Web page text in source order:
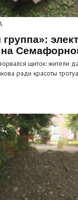
на
щиток: жители
ради красоты